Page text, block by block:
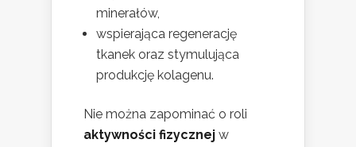
minerałów,
wspierająca regenerację
tkanek oraz stymulująca
produkcję kolagenu.
Nie można zapominać o roli
aktywności fizycznej w